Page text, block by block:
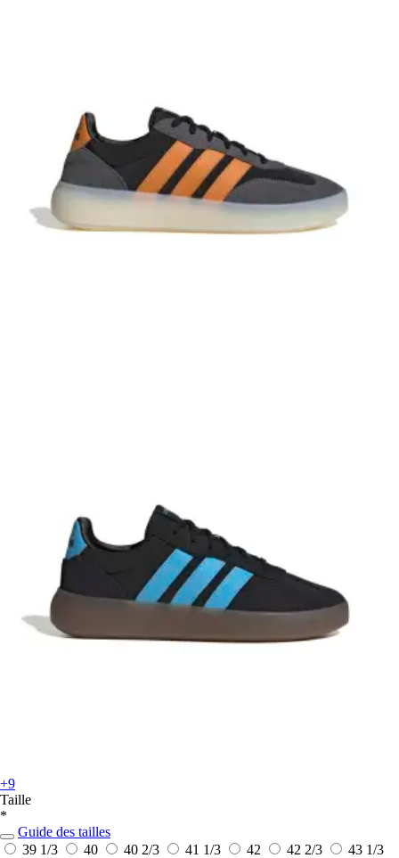
+9
Taille
*
Guide des tailles
39 1/3
40 40 2/3 41 1/3 42 42 2/3
43 1/3